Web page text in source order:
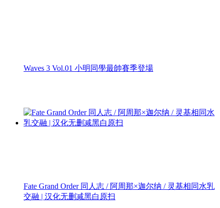
Waves 3 Vol.01 小明同學最帥賽季登場
Fate Grand Order 同人志 / 阿周那×迦尔纳 / 灵基相同水乳
交融 | 汉化无删减黑白原扫